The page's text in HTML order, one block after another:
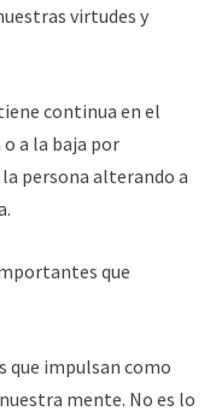
virtudes y
continua en el
a la baja por
persona alterando a
que
que impulsan como
mente. No es lo